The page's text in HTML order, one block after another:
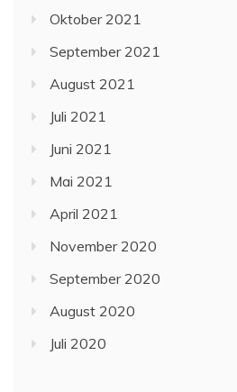
Oktober 2021
September 2021
August 2021
Juli 2021
Juni 2021
Mai 2021
April 2021
November 2020
September 2020
August 2020
Juli 2020